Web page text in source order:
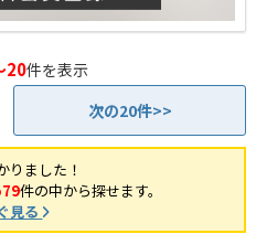
20件を表示
次の20件>>
りました！
件の中から探せます。
見る